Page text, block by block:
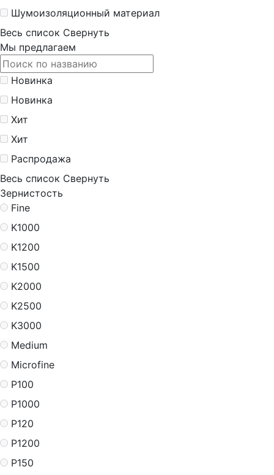
Шумоизоляционный материал
Весь список Свернуть
Мы предлагаем
Новинка
Новинка
Хит
Хит
Распродажа
Весь список Свернуть
Зернистость
Fine
K1000
K1200
K1500
K2000
K2500
K3000
Medium
Microfine
P100
P1000
P120
P1200
P150